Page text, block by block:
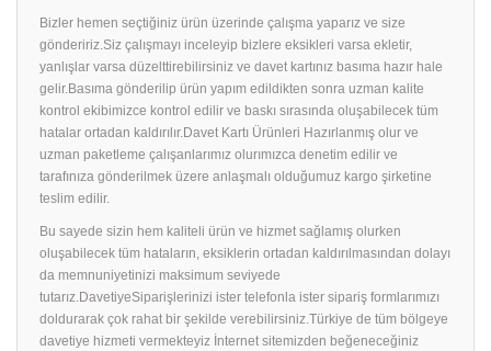
Bizler hemen seçtiğiniz ürün üzerinde çalışma yaparız ve size
göndeririz.Siz çalışmayı inceleyip bizlere eksikleri varsa ekletir,
yanlışlar varsa düzelttirebilirsiniz ve davet kartınız basıma hazır hale
gelir.Basıma gönderilip ürün yapım edildikten sonra uzman kalite
kontrol ekibimizce kontrol edilir ve baskı sırasında oluşabilecek tüm
hatalar ortadan kaldırılır.Davet Kartı Ürünleri Hazırlanmış olur ve
uzman paketleme çalışanlarımız olurımızca denetim edilir ve
tarafınıza gönderilmek üzere anlaşmalı olduğumuz kargo şirketine
teslim edilir.
Bu sayede sizin hem kaliteli ürün ve hizmet sağlamış olurken
oluşabilecek tüm hataların, eksiklerin ortadan kaldırılmasından dolayı
da memnuniyetinizi maksimum seviyede
tutarız.DavetiyeSiparişlerinizi ister telefonla ister sipariş formlarımızı
doldurarak çok rahat bir şekilde verebilirsiniz.Türkiye de tüm bölgeye
davetiye hizmeti vermekteyiz İnternet sitemizden beğeneceğiniz